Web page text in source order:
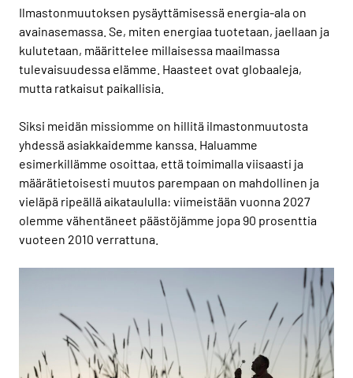
Ilmastonmuutoksen pysäyttämisessä energia-ala on
avainasemassa. Se, miten energiaa tuotetaan, jaellaan ja
kulutetaan, määrittelee millaisessa maailmassa
tulevaisuudessa elämme. Haasteet ovat globaaleja,
mutta ratkaisut paikallisia.
Siksi meidän missiomme on hillitä ilmastonmuutosta
yhdessä asiakkaidemme kanssa. Haluamme
esimerkillämme osoittaa, että toimimalla viisaasti ja
määrätietoisesti muutos parempaan on mahdollinen ja
vieläpä ripeällä aikataululla: viimeistään vuonna 2027
olemme vähentäneet päästöjämme jopa 90 prosenttia
vuoteen 2010 verrattuna.